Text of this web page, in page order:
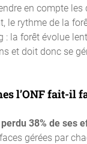
en compte
le rythme de la
: la forêt évolue
et doit donc se
l’ONF fait-il
perdu 38% de ses
gérées par